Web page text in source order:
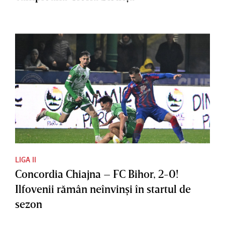
LIGA II
Concordia Chiajna – FC Bihor, 2-0!
Ilfovenii rămân neînvinşi în startul de
sezon